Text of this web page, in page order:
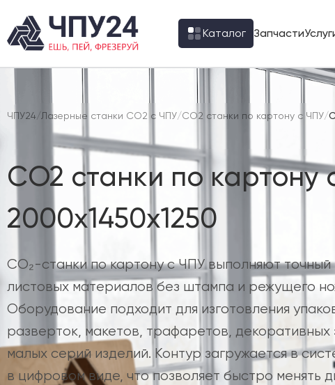
Каталог Запчасти
ЧПУ24/Лазерные станки CO2 с ЧПУ/CO2 станки по картону с ЧПУ/
CO2 станки по картону
2000х1450х1250
CO₂-станки по картону с ЧПУ выполняют
листовых материалов без штампа и режущего
Оборудование подходит для изготовления
разверток, макетов, трафаретов, декоративных
малых серий изделий. Контур загружается в
в цифровом виде, что позволяет быстро менять